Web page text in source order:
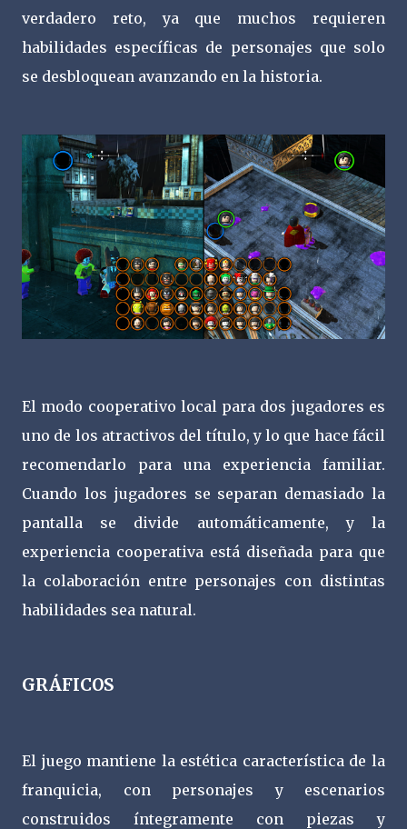
verdadero reto, ya que muchos requieren
habilidades específicas de personajes que solo
se desbloquean avanzando en la historia.
El modo cooperativo local para dos jugadores es
uno de los atractivos del título, y lo que hace fácil
recomendarlo para una experiencia familiar.
Cuando los jugadores se separan demasiado la
pantalla se divide automáticamente, y la
experiencia cooperativa está diseñada para que
la colaboración entre personajes con distintas
habilidades sea natural.
GRÁFICOS
El juego mantiene la estética característica de la
franquicia, con personajes y escenarios
construidos íntegramente con piezas y